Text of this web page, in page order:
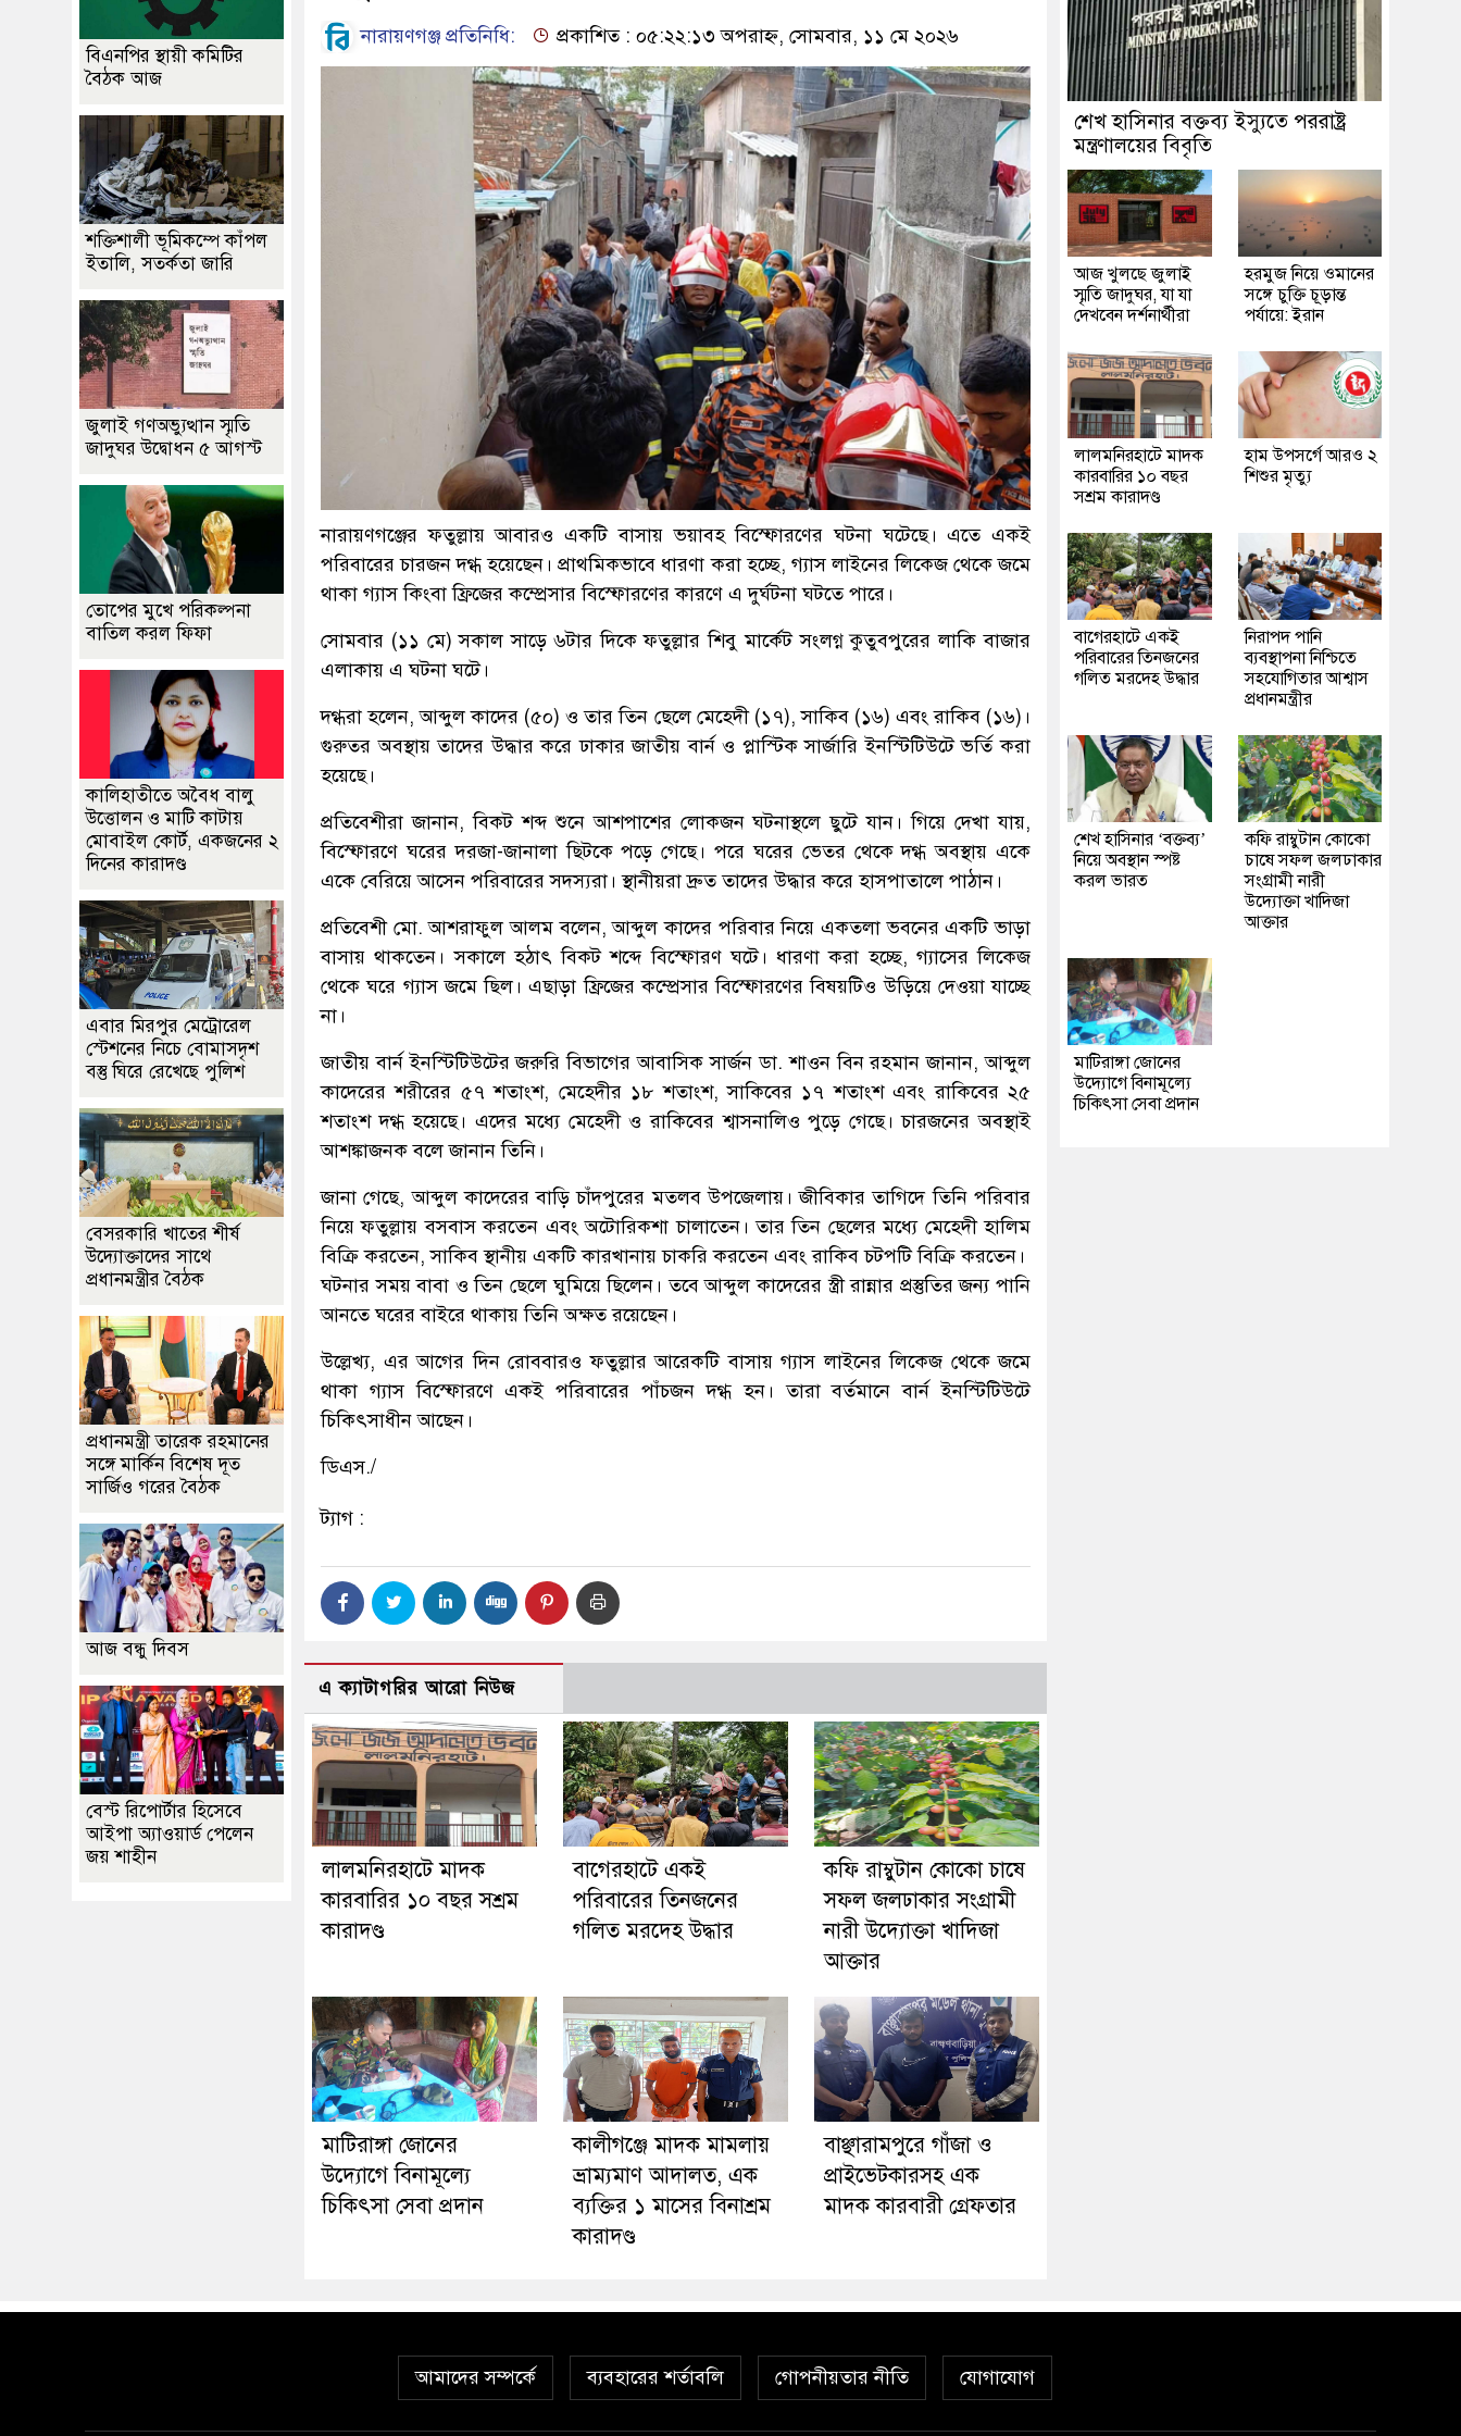
নারায়ণগঞ্জ প্রতিনিধি: প্রকাশিত : ০৫:২২:১৩ অপরাহ্ন, সোমবার, ১১ মে ২০২৬
নারায়ণগঞ্জের ফতুল্লায় আবারও একটি বাসায় ভয়াবহ বিস্ফোরণের ঘটনা ঘটেছে। এতে একই
পরিবারের চারজন দগ্ধ হয়েছেন। প্রাথমিকভাবে ধারণা করা হচ্ছে, গ্যাস লাইনের লিকেজ থেকে জমে
থাকা গ্যাস কিংবা ফ্রিজের কম্প্রেসার বিস্ফোরণের কারণে এ দুর্ঘটনা ঘটতে পারে।
সোমবার (১১ মে) সকাল সাড়ে ৬টার দিকে ফতুল্লার শিবু মার্কেট সংলগ্ন কুতুবপুরের লাকি বাজার
এলাকায় এ ঘটনা ঘটে।
দগ্ধরা হলেন, আব্দুল কাদের (৫০) ও তার তিন ছেলে মেহেদী (১৭), সাকিব (১৬) এবং রাকিব (১৬)।
গুরুতর অবস্থায় তাদের উদ্ধার করে ঢাকার জাতীয় বার্ন ও প্লাস্টিক সার্জারি ইনস্টিটিউটে ভর্তি করা
হয়েছে।
প্রতিবেশীরা জানান, বিকট শব্দ শুনে আশপাশের লোকজন ঘটনাস্থলে ছুটে যান। গিয়ে দেখা যায়,
বিস্ফোরণে ঘরের দরজা-জানালা ছিটকে পড়ে গেছে। পরে ঘরের ভেতর থেকে দগ্ধ অবস্থায় একে
একে বেরিয়ে আসেন পরিবারের সদস্যরা। স্থানীয়রা দ্রুত তাদের উদ্ধার করে হাসপাতালে পাঠান।
প্রতিবেশী মো. আশরাফুল আলম বলেন, আব্দুল কাদের পরিবার নিয়ে একতলা ভবনের একটি ভাড়া
বাসায় থাকতেন। সকালে হঠাৎ বিকট শব্দে বিস্ফোরণ ঘটে। ধারণা করা হচ্ছে, গ্যাসের লিকেজ
থেকে ঘরে গ্যাস জমে ছিল। এছাড়া ফ্রিজের কম্প্রেসার বিস্ফোরণের বিষয়টিও উড়িয়ে দেওয়া যাচ্ছে
না।
জাতীয় বার্ন ইনস্টিটিউটের জরুরি বিভাগের আবাসিক সার্জন ডা. শাওন বিন রহমান জানান, আব্দুল
কাদেরের শরীরের ৫৭ শতাংশ, মেহেদীর ১৮ শতাংশ, সাকিবের ১৭ শতাংশ এবং রাকিবের ২৫
শতাংশ দগ্ধ হয়েছে। এদের মধ্যে মেহেদী ও রাকিবের শ্বাসনালিও পুড়ে গেছে। চারজনের অবস্থাই
আশঙ্কাজনক বলে জানান তিনি।
জানা গেছে, আব্দুল কাদেরের বাড়ি চাঁদপুরের মতলব উপজেলায়। জীবিকার তাগিদে তিনি পরিবার
নিয়ে ফতুল্লায় বসবাস করতেন এবং অটোরিকশা চালাতেন। তার তিন ছেলের মধ্যে মেহেদী হালিম
বিক্রি করতেন, সাকিব স্থানীয় একটি কারখানায় চাকরি করতেন এবং রাকিব চটপটি বিক্রি করতেন।
ঘটনার সময় বাবা ও তিন ছেলে ঘুমিয়ে ছিলেন। তবে আব্দুল কাদেরের স্ত্রী রান্নার প্রস্তুতির জন্য পানি
আনতে ঘরের বাইরে থাকায় তিনি অক্ষত রয়েছেন।
উল্লেখ্য, এর আগের দিন রোববারও ফতুল্লার আরেকটি বাসায় গ্যাস লাইনের লিকেজ থেকে জমে
থাকা গ্যাস বিস্ফোরণে একই পরিবারের পাঁচজন দগ্ধ হন। তারা বর্তমানে বার্ন ইনস্টিটিউটে
চিকিৎসাধীন আছেন।
ডিএস./
ট্যাগ :
এ ক্যাটাগরির আরো নিউজ
লালমনিরহাটে মাদক
কারবারির ১০ বছর সশ্রম
কারাদণ্ড
‎বাগেরহাটে একই
পরিবারের তিনজনের
গলিত মরদেহ উদ্ধার
কফি রাম্বুটান কোকো চাষে
সফল জলঢাকার সংগ্রামী
নারী উদ্যোক্তা খাদিজা
আক্তার
মাটিরাঙ্গা জোনের
উদ্যোগে বিনামূল্যে
চিকিৎসা সেবা প্রদান
কালীগঞ্জে মাদক মামলায়
ভ্রাম্যমাণ আদালত, এক
ব্যক্তির ১ মাসের বিনাশ্রম
কারাদণ্ড
বাঞ্ছারামপুরে গাঁজা ও
প্রাইভেটকারসহ এক
মাদক কারবারী গ্রেফতার
বিএনপির স্থায়ী কমিটির
বৈঠক আজ
শক্তিশালী ভূমিকম্পে কাঁপল
ইতালি, সতর্কতা জারি
জুলাই গণঅভ্যুত্থান স্মৃতি
জাদুঘর উদ্বোধন ৫ আগস্ট
তোপের মুখে পরিকল্পনা
বাতিল করল ফিফা
কালিহাতীতে অবৈধ বালু
উত্তোলন ও মাটি কাটায়
মোবাইল কোর্ট, একজনের ২
দিনের কারাদণ্ড
এবার মিরপুর মেট্রোরেল
স্টেশনের নিচে বোমাসদৃশ
বস্তু ঘিরে রেখেছে পুলিশ
বেসরকারি খাতের শীর্ষ
উদ্যোক্তাদের সাথে
প্রধানমন্ত্রীর বৈঠক
প্রধানমন্ত্রী তারেক রহমানের
সঙ্গে মার্কিন বিশেষ দূত
সার্জিও গরের বৈঠক
আজ বন্ধু দিবস
বেস্ট রিপোর্টার হিসেবে
আইপা অ্যাওয়ার্ড পেলেন
জয় শাহীন
শেখ হাসিনার বক্তব্য ইস্যুতে পররাষ্ট্র
মন্ত্রণালয়ের বিবৃতি
আজ খুলছে জুলাই
স্মৃতি জাদুঘর, যা যা
দেখবেন দর্শনার্থীরা
হরমুজ নিয়ে ওমানের
সঙ্গে চুক্তি চূড়ান্ত
পর্যায়ে: ইরান
লালমনিরহাটে মাদক
কারবারির ১০ বছর
সশ্রম কারাদণ্ড
হাম উপসর্গে আরও ২
শিশুর মৃত্যু
‎বাগেরহাটে একই
পরিবারের তিনজনের
গলিত মরদেহ উদ্ধার
নিরাপদ পানি
ব্যবস্থাপনা নিশ্চিতে
সহযোগিতার আশ্বাস
প্রধানমন্ত্রীর
শেখ হাসিনার ‘বক্তব্য’
নিয়ে অবস্থান স্পষ্ট
করল ভারত
কফি রাম্বুটান কোকো
চাষে সফল জলঢাকার
সংগ্রামী নারী
উদ্যোক্তা খাদিজা
আক্তার
মাটিরাঙ্গা জোনের
উদ্যোগে বিনামূল্যে
চিকিৎসা সেবা প্রদান
আমাদের সম্পর্কে ব্যবহারের শর্তাবলি গোপনীয়তার নীতি যোগাযোগ